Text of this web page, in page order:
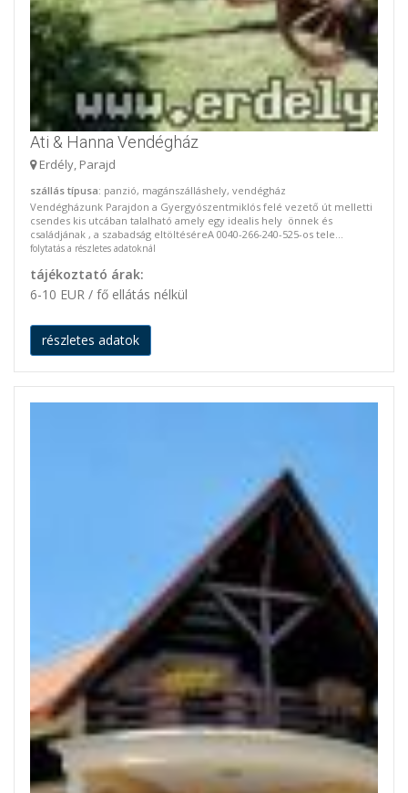
Ati & Hanna Vendégház
Erdély, Parajd
szállás típusa: panzió, magánszálláshely, vendégház
Vendégházunk Parajdon a Gyergyószentmiklós felé vezető út melletti
csendes kis utcában talalható amely egy idealis hely önnek és
családjának , a szabadság eltöltéséreA 0040-266-240-525-os tele...
folytatás a részletes adatoknál
tájékoztató árak:
6-10 EUR / fő ellátás nélkül
részletes adatok